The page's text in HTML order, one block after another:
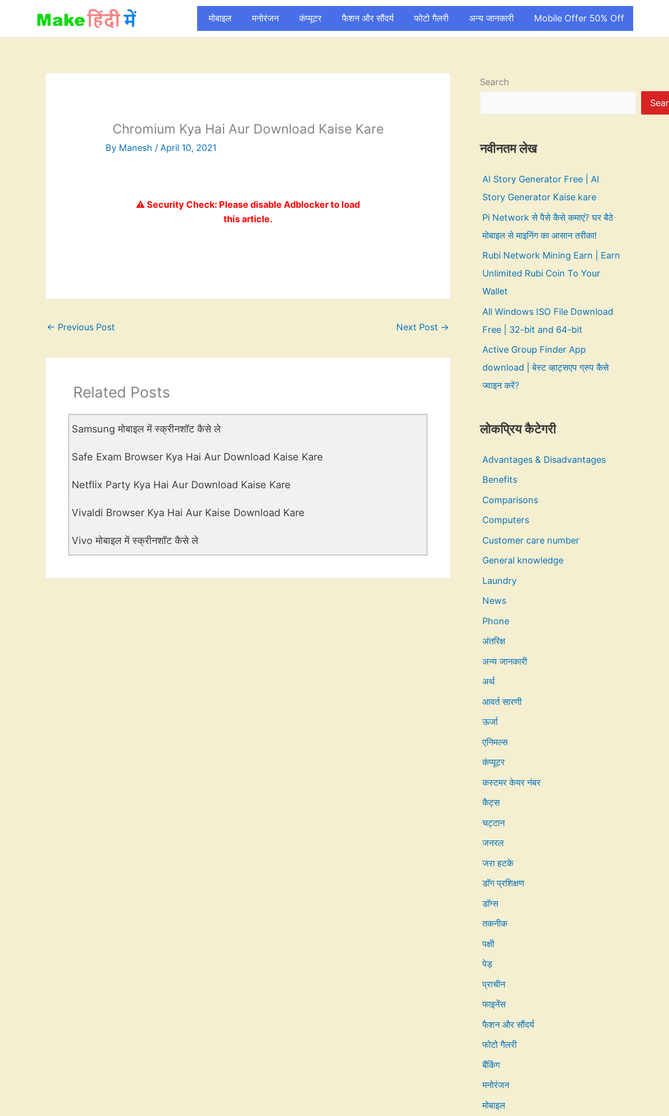
content
मोबाइल मनोरंजन कंप्यूटर फैशन और सौंदर्य फोटो गैलरी अन्य जानकारी Mobile Offer 50% Off
Chromium Kya Hai Aur Download Kaise Kare
By Manesh / April 10, 2021
⚠️ Security Check: Please disable Adblocker to load
this article.
← Previous Post Next Post →
Related Posts
Samsung मोबाइल में स्क्रीनशॉट कैसे ले
Safe Exam Browser Kya Hai Aur Download Kaise Kare
Netflix Party Kya Hai Aur Download Kaise Kare
Vivaldi Browser Kya Hai Aur Kaise Download Kare
Vivo मोबाइल में स्क्रीनशॉट कैसे ले
Search
नवीनतम लेख
AI Story Generator Free | AI
Story Generator Kaise kare
Pi Network से पैसे कैसे कमाएं? घर बैठे
मोबाइल से माइनिंग का आसान तरीका!
Rubi Network Mining Earn | Earn
Unlimited Rubi Coin To Your
Wallet
All Windows ISO File Download
Free | 32-bit and 64-bit
Active Group Finder App
download | बेस्ट व्हाट्सएप ग्रुप कैसे
ज्वाइन करें?
लोकप्रिय कैटेगरी
Advantages & Disadvantages
Benefits
Comparisons
Computers
Customer care number
General knowledge
Laundry
News
Phone
अंतरिक्ष
अन्य जानकारी
अर्थ
आवर्त सारणी
ऊर्जा
एनिमल्स
कंप्यूटर
कस्टमर केयर नंबर
कैट्स
चट्टान
जनरल
जरा हटके
डॉग प्रशिक्षण
डॉग्स
तकनीक
पक्षी
पेड़
प्राचीन
फाइनेंस
फैशन और सौंदर्य
फोटो गैलरी
बैंकिंग
मनोरंजन
मोबाइल